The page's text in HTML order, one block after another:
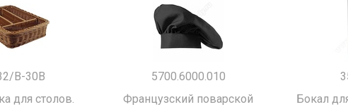
B-30B
для столов.
5700.6000.010
Французский поварской
Бокал